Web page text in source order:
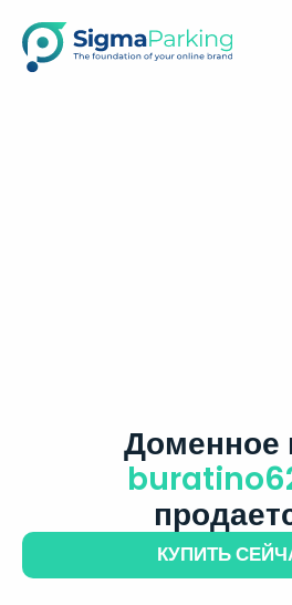
Доменное
КУПИТЬ